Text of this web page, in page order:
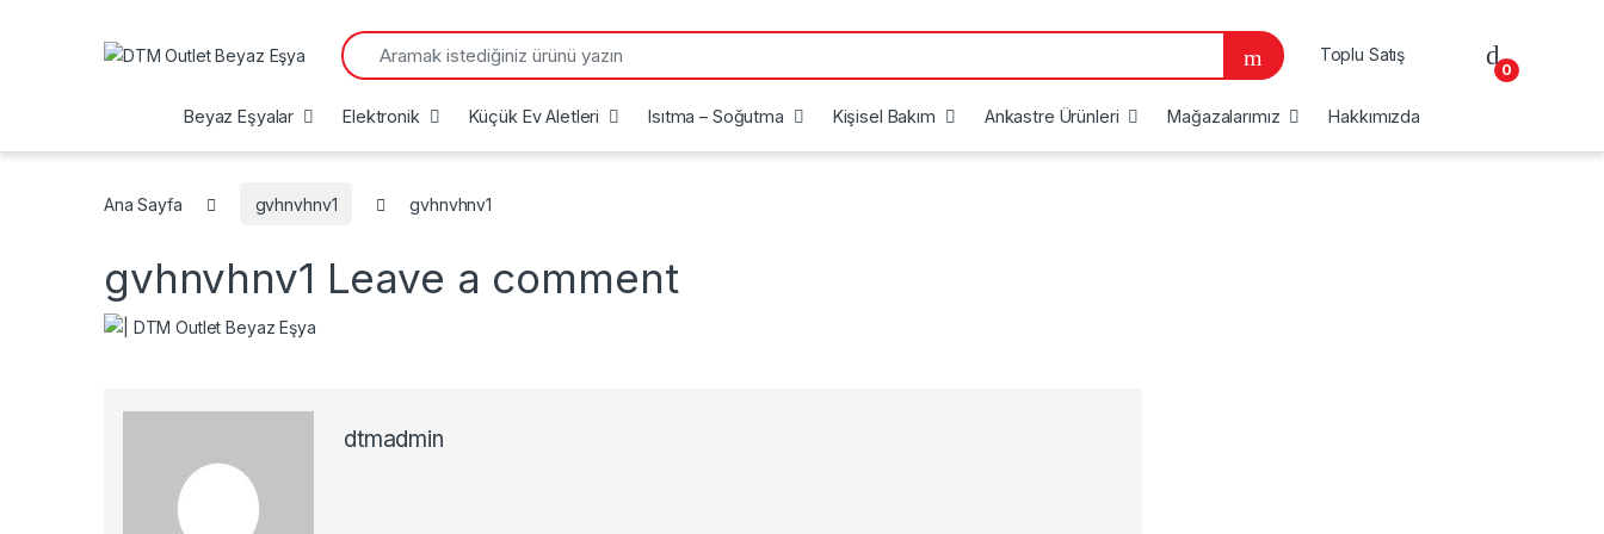
Search for:
Toplu Satış
0
Beyaz Eşyalar Elektronik Küçük Ev Aletleri Isıtma – Soğutma Kişisel Bakım Ankastre Ürünleri Mağazalarımız Hakkımızda
Ana Sayfa gvhnvhnv1 gvhnvhnv1
gvhnvhnv1 Leave a comment
dtmadmin